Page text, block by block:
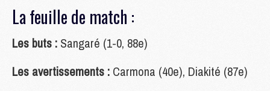
La feuille de match :
Les buts : Sangaré (1-0, 88e)
Les avertissements : Carmona (40e), Diakité (87e)